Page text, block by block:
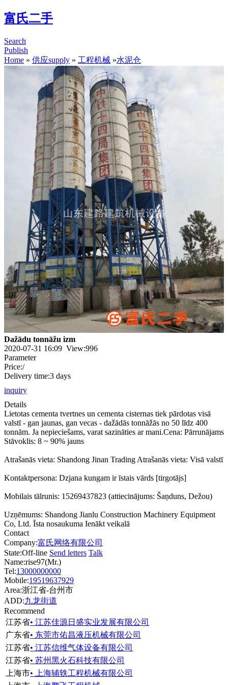
富氏二手
Search
Publish
Home » 供应supply » 工程机械 »水泥仓
Dažādu tonnāžu izm
2020-07-31 16:09 View:996
Parameter
Price:/
Delivery time:3 days
inquiry
Details
Lietotas cementa tvertnes un cementa cisternas tiek pārdotas visā
valstī - gan jaunas, gan vecas - dažādās tonnāžās no 50 līdz 400
tonnām. Ja nepieciešams, varat sazināties ar mani.Cena: Pārrunājams
Stāvoklis: 8 ~ 90% jauns
Atrašanās vieta: Shandong Jinan Trading Atrašanās vieta: Visā valstī
Kontaktpersona: Dzjana kungam ir īstais vārds [tirgotājs]
Mobilais tālrunis: 15269437823 (attiecinājums: Šaņduns, Dežou)
Uzņēmums: Shandong Jianlu Construction Machinery Equipment
Co, Ltd. Īsta nosaukuma Ienākt veikalā
Contact
Company:富氏网络有限公司
State:Off-line Send letters Talk
Name:rise97(Mr.)
Tel:13000000000
Mobile:19519637929
Area:浙江省-台州市
ADD:九龙街道
Recommend
江苏省• 江苏佳源日盛实业发展有限公司
广东省• 东莞市佑昌液压机械有限公司
江苏省• 江苏信维气体设备有限公司
江苏省• 苏州黑火石科技有限公司
上海市• 上海辅轶工程机械有限公司